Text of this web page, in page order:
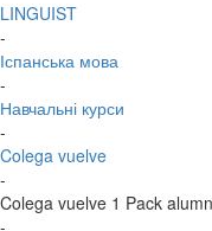
LINGUIST
-
Іспанська мова
-
Навчальні курси
-
Colega vuelve
-
Colega vuelve 1 Pack
-